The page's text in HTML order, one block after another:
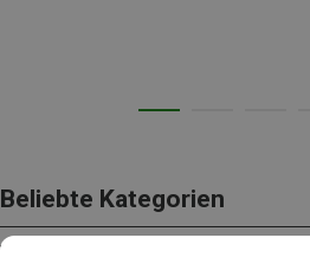
Beliebte Kategorien